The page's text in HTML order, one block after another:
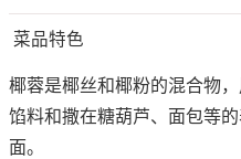
菜品特色
椰蓉是椰丝和椰粉的混合物
馅料和撒在糖葫芦、面包等
面。